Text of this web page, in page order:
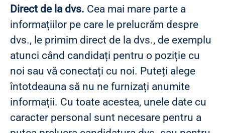
Direct de la dvs. Cea mai mare parte a
informațiilor pe care le prelucrăm despre
dvs., le primim direct de la dvs., de exemplu
atunci când candidați pentru o poziție cu
noi sau vă conectați cu noi. Puteți alege
întotdeauna să nu ne furnizați anumite
informații. Cu toate acestea, unele date cu
caracter personal sunt necesare pentru a